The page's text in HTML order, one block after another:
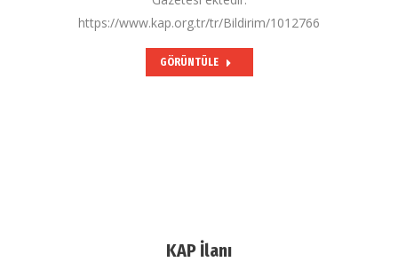
https://www.kap.org.tr/tr/Bildirim/1012766
GÖRÜNTÜLE
KAP İlanı